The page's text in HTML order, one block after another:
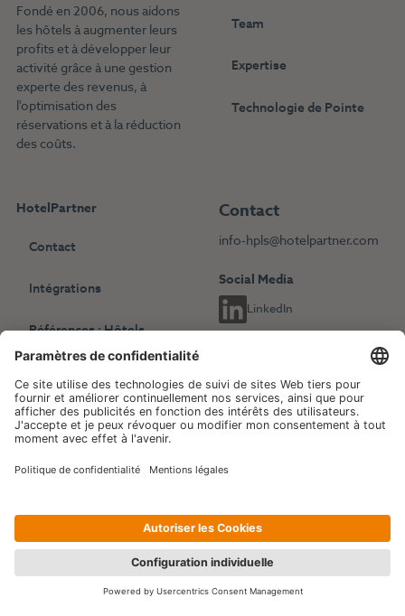
Fondé en 2006, nous aidons
les hôtels à augmenter leurs
profits et à développer leur
activité grâce à une gestion
experte des revenus, à
l'optimisation des
réservations et à la réduction
des coûts.
Team
Expertise
Technologie de Pointe
HotelPartner
Contact
Intégrations
Références : Hôtels
indépendants
Références : Chaînes
hôtelières
Blog
Evénements
Contact
info-hpls@hotelpartner.com
Social Media
LinkedIn
Choisissez une autre langue
English Deutsch